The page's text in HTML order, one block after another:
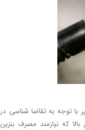
با توجه به تقاضا شناسی در
که نیازمند مصرف بنزین